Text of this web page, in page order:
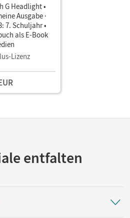
G Headlight •
Ausgabe ·
7. Schuljahr •
als E-Book
Lizenz
entfalten